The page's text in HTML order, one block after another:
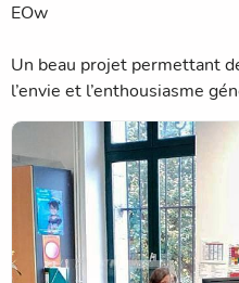
EOw
Un beau projet permettant
l’envie et l’enthousiasme